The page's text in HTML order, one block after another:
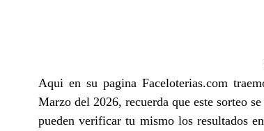
Aqui en su pagina Faceloterias.com
Marzo del 2026, recuerda que este sorteo
pueden verificar tu mismo los resultados